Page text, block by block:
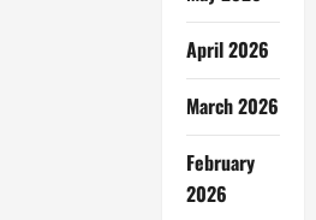
April 2026
March 2026
February
2026